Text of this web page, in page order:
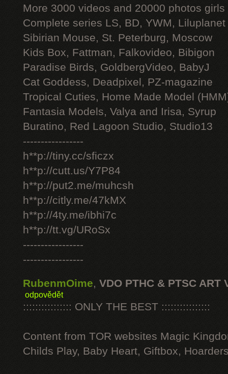
More 3000 videos and 20000 photos
Complete series LS, BD, YWM, Liluplanet
Sibirian Mouse, St. Peterburg, Moscow
Kids Box, Fattman, Falkovideo, Bibigon
Paradise Birds, GoldbergVideo, BabyJ
Cat Goddess, Deadpixel, PZ-magazine
Tropical Cuties, Home Made Model
Fantasia Models, Valya and Irisa, Syrup
Buratino, Red Lagoon Studio, Studio13
-----------------
h**p://tiny.cc/sficzx
h**p://cutt.us/Y7P84
h**p://put2.me/muhcsh
h**p://citly.me/47kMX
h**p://4ty.me/ibhi7c
h**p://tt.vg/URoSx
-----------------
-----------------
RubenmOime, VDO PTHC & PTSC ART
odpovědět
:::::::::::::::: ONLY THE BEST ::::::::::::::::
Content from TOR websites Magic
Childs Play, Baby Heart, Giftbox,